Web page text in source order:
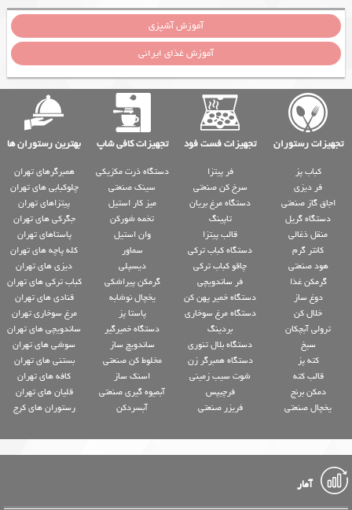
آموزش آشپزی
آموزش غذای ایرانی
تجهیزات رستوران تجهیزات فست فود تجهیزات کافی شاپ بهترین رستوران ها
کباب پز
فر دیزی
اجاق گاز صنعتی
دستگاه گریل
منقل ذغالی
کانتر گرم
هود صنعتی
گرمکن غذا
دوغ ساز
خلال کن
ترولی آبچکان
سیخ
کته پز
قالب کته
دمکن برنج
یخچال صنعتی
فر پیتزا
سرخ کن صنعتی
دستگاه مرغ بریان
تاپینگ
قالب پیتزا
دستگاه کباب ترکی
چاقو کباب ترکی
فر ساندویچی
دستگاه خمیر پهن کن
دستگاه مرغ سوخاری
بردینگ
دستگاه بلال تنوری
دستگاه همبرگر زن
شوت سیب زمینی
فرچیپس
فریزر صنعتی
دستگاه ذرت مکزیکی
سینک صنعتی
میز کار استیل
تخمه شورکن
وان استیل
سماور
دیسپلی
گرمکن پیراشکی
یخچال نوشابه
پاستا پز
دستگاه خمیرگیر
ساندویچ ساز
مخلوط کن صنعتی
اسنک ساز
آبمیوه گیری صنعتی
آبسردکن
همبرگرهای تهران
چلوکبابی های تهران
پیتزاهای تهران
جگرکی های تهران
پاستاهای تهران
کله پاچه های تهران
دیزی های تهران
کباب ترکی های تهران
قنادی های تهران
مرغ سوخاری تهران
ساندویچی های تهران
سوشی های تهران
بستنی های تهران
کافه های تهران
قلیان های تهران
رستوران های کرج
آمار